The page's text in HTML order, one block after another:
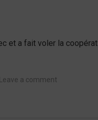
et a fait voler la
Leave a comment